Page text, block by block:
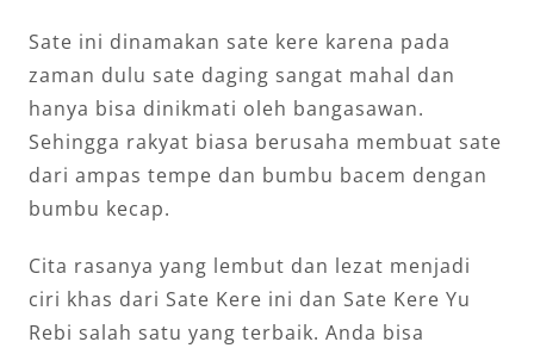
Sate ini dinamakan sate kere karena pada
zaman dulu sate daging sangat mahal dan
hanya bisa dinikmati oleh bangasawan.
Sehingga rakyat biasa berusaha membuat sate
dari ampas tempe dan bumbu bacem dengan
bumbu kecap.
Cita rasanya yang lembut dan lezat menjadi
ciri khas dari Sate Kere ini dan Sate Kere Yu
Rebi salah satu yang terbaik. Anda bisa